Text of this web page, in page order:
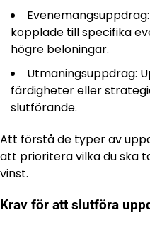
kopplade till specifika
högre belöningar.
Utmaningsuppdrag:
färdigheter eller
slutförande.
Att förstå de typer av
att prioritera vilka du ska
vinst.
Krav för att slutföra